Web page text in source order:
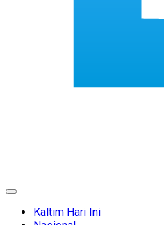
Expand
Current
Kaltim Hari Ini